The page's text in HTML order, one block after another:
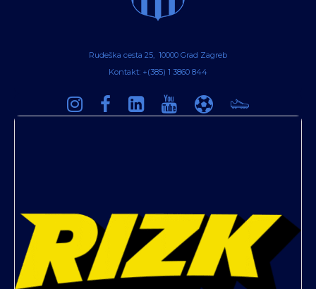
Rudeška cesta 25, 10000 Grad Zagreb
Kontakt: +(385) 1 3860 844